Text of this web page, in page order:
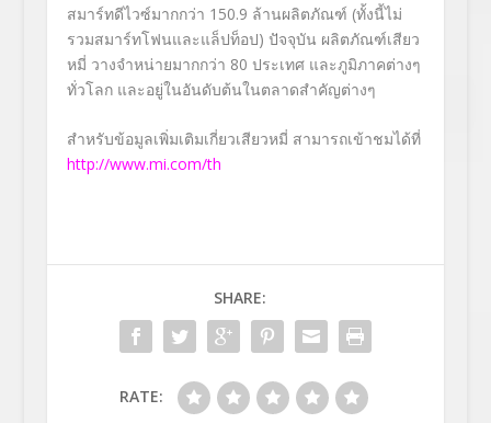
สมาร์ทดีไวซ์มากกว่า 150.9 ล้านผลิตภัณฑ์ (ทั้งนี้ไม่
รวมสมาร์ทโฟนและแล็ปท็อป) ปัจจุบัน ผลิตภัณฑ์เสียว
หมี่ วางจำหน่ายมากกว่า 80 ประเทศ และภูมิภาคต่างๆ
ทั่วโลก และอยู่ในอันดับต้นในตลาดสำคัญต่างๆ
สำหรับข้อมูลเพิ่มเติมเกี่ยวเสียวหมี่ สามารถเข้าชมได้ที่
http://www.mi.com/th
SHARE:
RATE: